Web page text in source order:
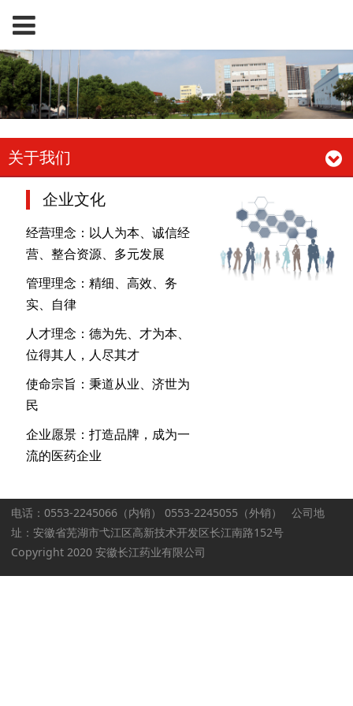
关于我们
企业文化
经营理念：以人为本、诚信经
营、整合资源、多元发展
管理理念：精细、高效、务
实、自律
人才理念：德为先、才为本、
位得其人，人尽其才
使命宗旨：秉道从业、济世为
民
企业愿景：打造品牌，成为一
流的医药企业
电话：0553-2245066（内销） 0553-2245055（外销） 公司地
址：安徽省芜湖市弋江区高新技术开发区长江南路152号
Copyright 2020 安徽长江药业有限公司